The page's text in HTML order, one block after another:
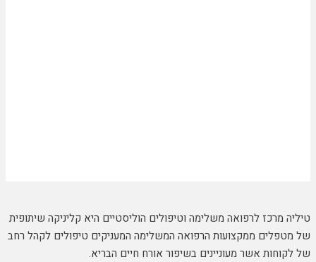
טיליה מרכז לרפואה משלימה וטיפולים הוליסטיים היא קליניקה שיתופית
של מטפלים ממקצועות הרפואה המשלימה המעניקים טיפולים לקהל רחב
של לקוחות אשר מעוניינים בשיפור אורח חיים הבריא.